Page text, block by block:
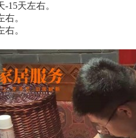
15天左右。
。
。